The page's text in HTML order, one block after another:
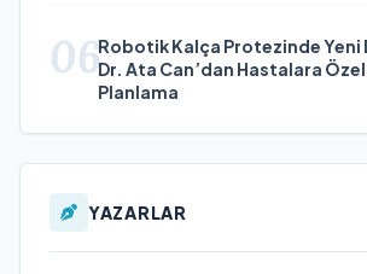
06Robotik Kalça Protezinde Yeni
Dr. Ata Can’dan Hastalara
Planlama
YAZARLAR